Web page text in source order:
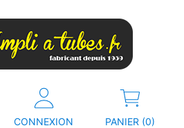
CONNEXION PANIER (0)